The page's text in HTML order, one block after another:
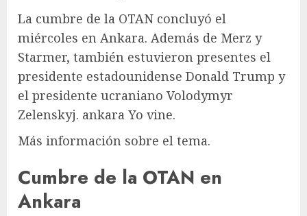
La cumbre de la OTAN concluyó el
miércoles en Ankara. Además de Merz y
Starmer, también estuvieron presentes el
presidente estadounidense Donald Trump y
el presidente ucraniano Volodymyr
Zelenskyj. ankara Yo vine.
Más información sobre el tema.
Cumbre de la OTAN en
Ankara